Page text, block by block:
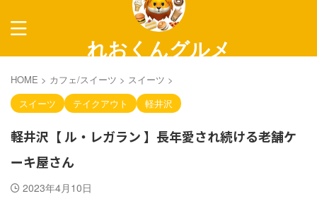
れおくんグルメ
HOME > カフェ/スイーツ > スイーツ >
スイーツ
テイクアウト 軽井沢
軽井沢【 ル・レガラン 】長年愛され続ける老舗ケ
ーキ屋さん
2023年4月10日